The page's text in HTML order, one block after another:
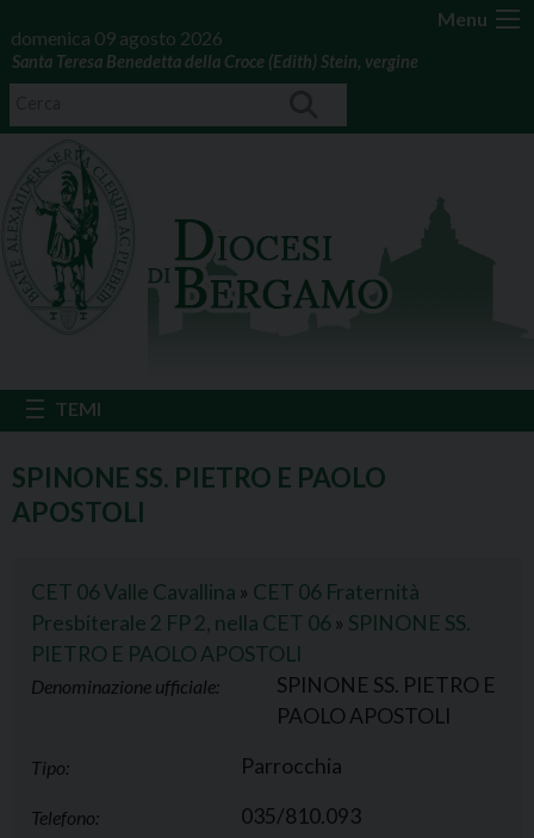
Menu
domenica 09 agosto 2026
Santa Teresa Benedetta della Croce (Edith) Stein, vergine
SPINONE SS. PIETRO E PAOLO
APOSTOLI
CET 06 Valle Cavallina » CET 06 Fraternità
Presbiterale 2 FP 2, nella CET 06 » SPINONE SS.
PIETRO E PAOLO APOSTOLI
Denominazione ufficiale:
SPINONE SS. PIETRO E
PAOLO APOSTOLI
Tipo: Parrocchia
Telefono: 035/810.093